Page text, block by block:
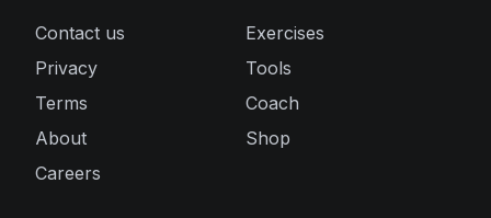
Contact us
Privacy
Terms
About
Careers
Exercises
Tools
Coach
Shop